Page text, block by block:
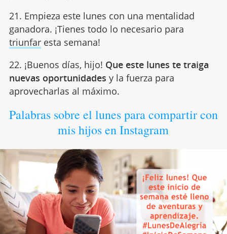
21. Empieza este lunes con una mentalidad
ganadora. ¡Tienes todo lo necesario para
triunfaresta semana!
22. ¡Buenos días, hijo! Que este lunes te traiga
nuevas oportunidades y la fuerza para
aprovecharlas al máximo.
Palabras sobre el lunes para compartir con
mis hijos en Instagram